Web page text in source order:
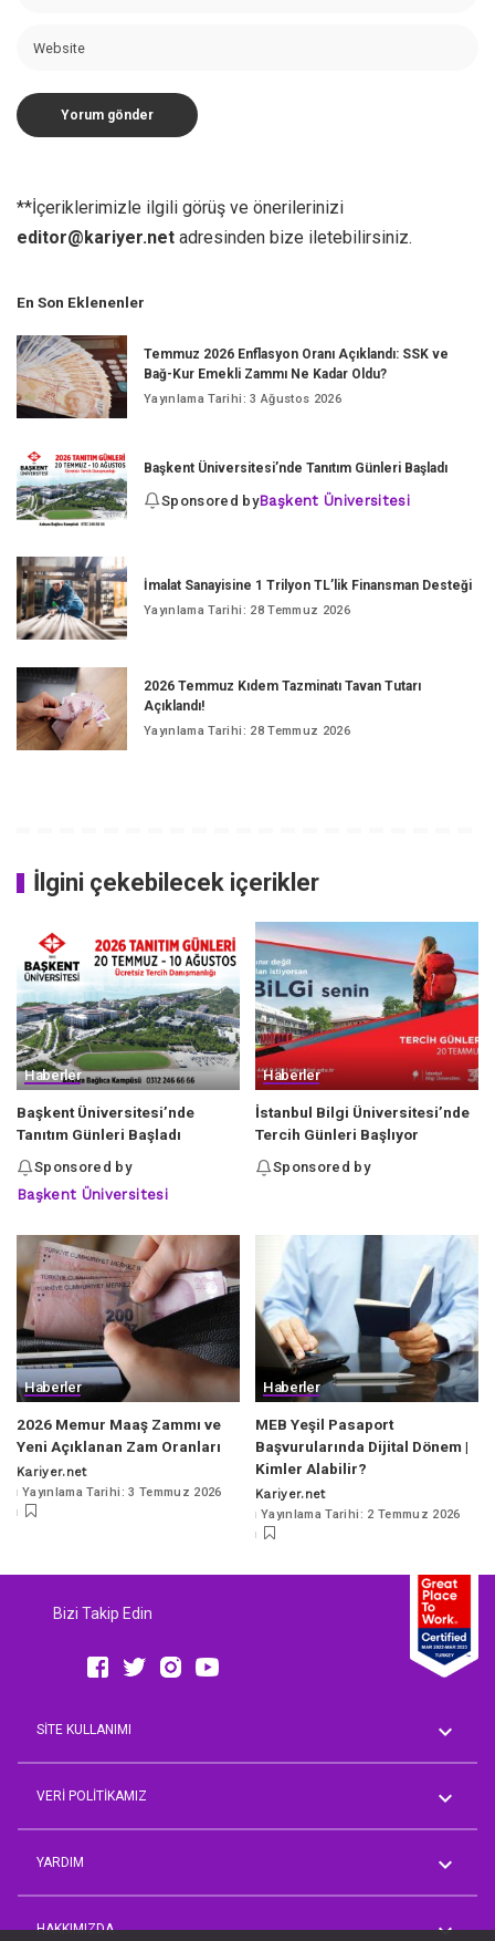
**İçeriklerimizle ilgili görüş ve önerilerinizi
editor@kariyer.net adresinden bize iletebilirsiniz.
En Son Eklenenler
Temmuz 2026 Enflasyon Oranı Açıklandı: SSK ve
Bağ-Kur Emekli Zammı Ne Kadar Oldu?
Yayınlama Tarihi: 3 Ağustos 2026
Başkent Üniversitesi’nde Tanıtım Günleri Başladı
Sponsored byBaşkent Üniversitesi
İmalat Sanayisine 1 Trilyon TL’lik Finansman Desteği
Yayınlama Tarihi: 28 Temmuz 2026
2026 Temmuz Kıdem Tazminatı Tavan Tutarı
Açıklandı!
Yayınlama Tarihi: 28 Temmuz 2026
İlgini çekebilecek içerikler
Haberler
Başkent Üniversitesi’nde
Tanıtım Günleri Başladı
Sponsored by
Başkent Üniversitesi
Haberler
İstanbul Bilgi Üniversitesi’nde
Tercih Günleri Başlıyor
Sponsored by
Haberler
2026 Memur Maaş Zammı ve
Yeni Açıklanan Zam Oranları
Posted
by
Kariyer.net
Yayınlama Tarihi: 3 Temmuz 2026
Haberler
MEB Yeşil Pasaport
Başvurularında Dijital Dönem |
Kimler Alabilir?
Posted
by
Kariyer.net
Yayınlama Tarihi: 2 Temmuz 2026
Bizi Takip Edin
SİTE KULLANIMI
AVM Rehberi
VERİ POLİTİKAMIZ
Çalışan Aydınlatma Metni
Tedarikçi/İş Ortağı Temsilcisi
YARDIM
Önerim Var
HAKKIMIZDA